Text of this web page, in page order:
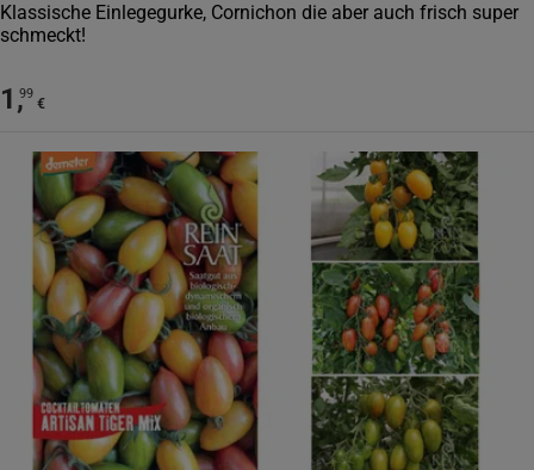
Klassische Einlegegurke, Cornichon die aber auch frisch super
schmeckt!
1,99
€